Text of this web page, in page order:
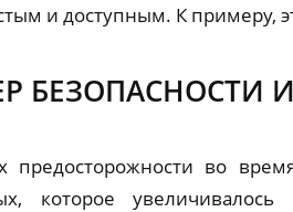
и доступным. К примеру,
БЕЗОПАСНОСТИ
предосторожности во
которое